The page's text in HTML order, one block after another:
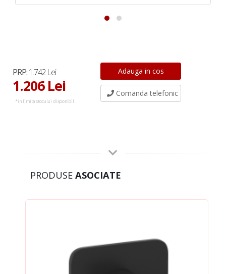
PRP:1.742 Lei
1.206 Lei
*in limita stocului disponibil
Comanda telefonic
PRODUSE ASOCIATE